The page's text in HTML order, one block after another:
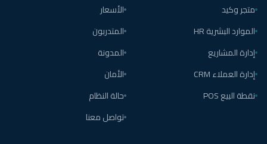
متجر وكيد
الموارد البشرية HR
إدارة المشاريع
إدارة العملاء CRM
نقطة البيع POS
الأسعار
المتدربون
المدونة
الأمان
حالة النظام
تواصل معنا